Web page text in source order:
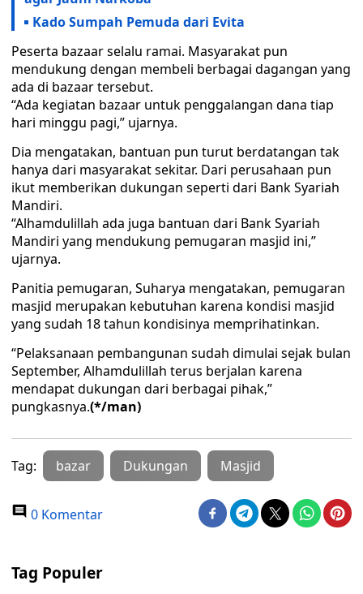
Kado Sumpah Pemuda dari Evita
Peserta bazaar selalu ramai. Masyarakat pun
mendukung dengan membeli berbagai dagangan yang
ada di bazaar tersebut.
“Ada kegiatan bazaar untuk penggalangan dana tiap
hari minggu pagi,” ujarnya.
Dia mengatakan, bantuan pun turut berdatangan tak
hanya dari masyarakat sekitar. Dari perusahaan pun
ikut memberikan dukungan seperti dari Bank Syariah
Mandiri.
“Alhamdulillah ada juga bantuan dari Bank Syariah
Mandiri yang mendukung pemugaran masjid ini,”
ujarnya.
Panitia pemugaran, Suharya mengatakan, pemugaran
masjid merupakan kebutuhan karena kondisi masjid
yang sudah 18 tahun kondisinya memprihatinkan.
“Pelaksanaan pembangunan sudah dimulai sejak bulan
September, Alhamdulillah terus berjalan karena
mendapat dukungan dari berbagai pihak,”
pungkasnya.(*/man)
Tag: bazar Dukungan Masjid
0 Komentar
Tag Populer